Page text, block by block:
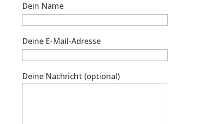
Dein Name
Deine E-Mail-Adresse
Deine Nachricht (optional)